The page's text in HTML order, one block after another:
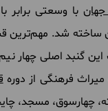
جهان
شد. مهم‌ترین
این گنبد اصلی چهار
چهارسوق، مسجد،